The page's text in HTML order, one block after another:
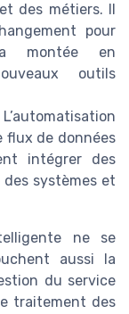
des métiers. Il
pour
montée en
outils
flux de données
intégrer des
systèmes et
ne se
aussi la
du service
traitement des